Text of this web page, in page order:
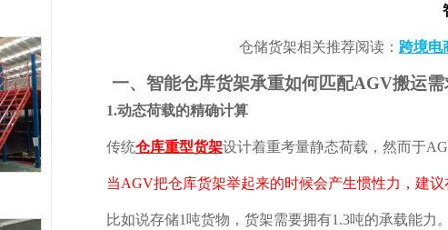
仓储货架相关推荐阅读： 跨境电
一、智能仓库货架承重如何匹配AGV搬运需
1.动态荷载的精确计算
传统仓库重型货架设计着重考量静态荷载，然而于
当AGV把仓库货架举起来的时候会产生惯性力，建议
比如说存储1吨货物，货架需要拥有1.3吨的承载能力。